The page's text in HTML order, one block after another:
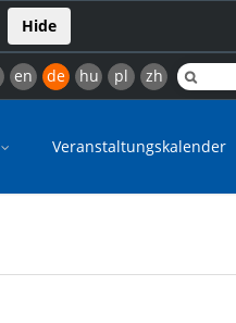
Hide
en de hu pl zh
Veranstaltungskalender